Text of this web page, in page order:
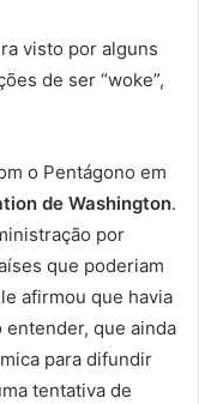
visto por alguns
de ser “woke”,
o Pentágono em
de Washington.
por
que poderiam
afirmou que havia
entender, que ainda
para difundir
tentativa de